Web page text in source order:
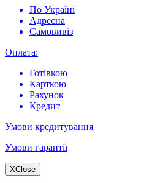
По Україні
Адресна
Самовивіз
Оплата:
Готівкою
Карткою
Рахунок
Кредит
Умови кредитування
Умови гарантії
XClose